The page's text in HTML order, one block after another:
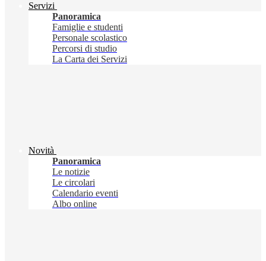
Servizi
Panoramica
Famiglie e studenti
Personale scolastico
Percorsi di studio
La Carta dei Servizi
Novità
Panoramica
Le notizie
Le circolari
Calendario eventi
Albo online